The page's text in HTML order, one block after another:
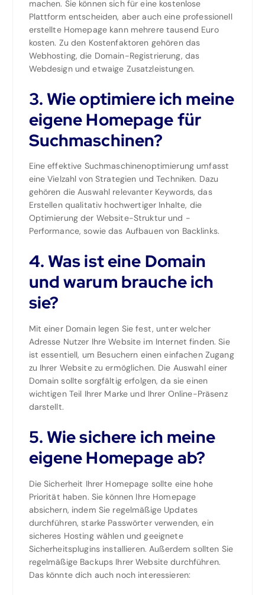
machen. Sie können sich für eine kostenlose
Plattform entscheiden, aber auch eine professionell
erstellte Homepage kann mehrere tausend Euro
kosten. Zu den Kostenfaktoren gehören das
Webhosting, die Domain-Registrierung, das
Webdesign und etwaige Zusatzleistungen.
3. Wie optimiere ich meine
eigene Homepage für
Suchmaschinen?
Eine effektive Suchmaschinenoptimierung umfasst
eine Vielzahl von Strategien und Techniken. Dazu
gehören die Auswahl relevanter Keywords, das
Erstellen qualitativ hochwertiger Inhalte, die
Optimierung der Website-Struktur und -
Performance, sowie das Aufbauen von Backlinks.
4. Was ist eine Domain
und warum brauche ich
sie?
Mit einer Domain legen Sie fest, unter welcher
Adresse Nutzer Ihre Website im Internet finden. Sie
ist essentiell, um Besuchern einen einfachen Zugang
zu Ihrer Website zu ermöglichen. Die Auswahl einer
Domain sollte sorgfältig erfolgen, da sie einen
wichtigen Teil Ihrer Marke und Ihrer Online-Präsenz
darstellt.
5. Wie sichere ich meine
eigene Homepage ab?
Die Sicherheit Ihrer Homepage sollte eine hohe
Priorität haben. Sie können Ihre Homepage
absichern, indem Sie regelmäßige Updates
durchführen, starke Passwörter verwenden, ein
sicheres Hosting wählen und geeignete
Sicherheitsplugins installieren. Außerdem sollten Sie
regelmäßige Backups Ihrer Website durchführen.
Das könnte dich auch noch interessieren: